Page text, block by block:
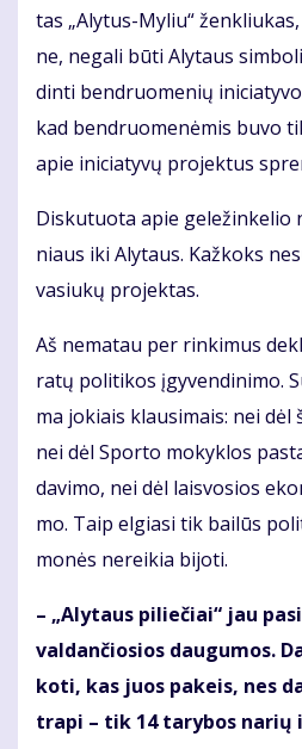
tas „Aly­tus-My­liu“
ne, ne­ga­li bū­ti Aly­taus
din­ti ben­druo­me­nių
kad ben­druo­me­nė­mis bu­vo
apie ini­cia­ty­vų pro­jek­tus
Dis­ku­tuo­ta apie ge­le­žin­ke­lio
niaus iki Aly­taus. Kaž­koks
va­siu­kų pro­jek­tas.
Aš ne­ma­tau per rin­ki­mus
ra­tų po­li­ti­kos įgy­ven­di­ni­mo.
ma jo­kiais klau­si­mais: nei
nei dėl Spor­to mo­kyk­los
da­vi­mo, nei dėl lais­vo­sios
mo. Taip el­gia­si tik bai­lūs
mo­nės ne­rei­kia bi­jo­ti.
– „Aly­taus pi­lie­čiai“ jau
val­dan­čio­sios dau­gu­mos.
ko­ti, kas juos pa­keis, nes
tra­pi – tik 14 ta­ry­bos na­rių